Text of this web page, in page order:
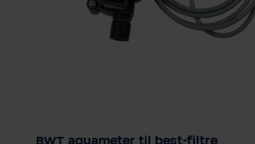
BWT aquameter til best-filtre